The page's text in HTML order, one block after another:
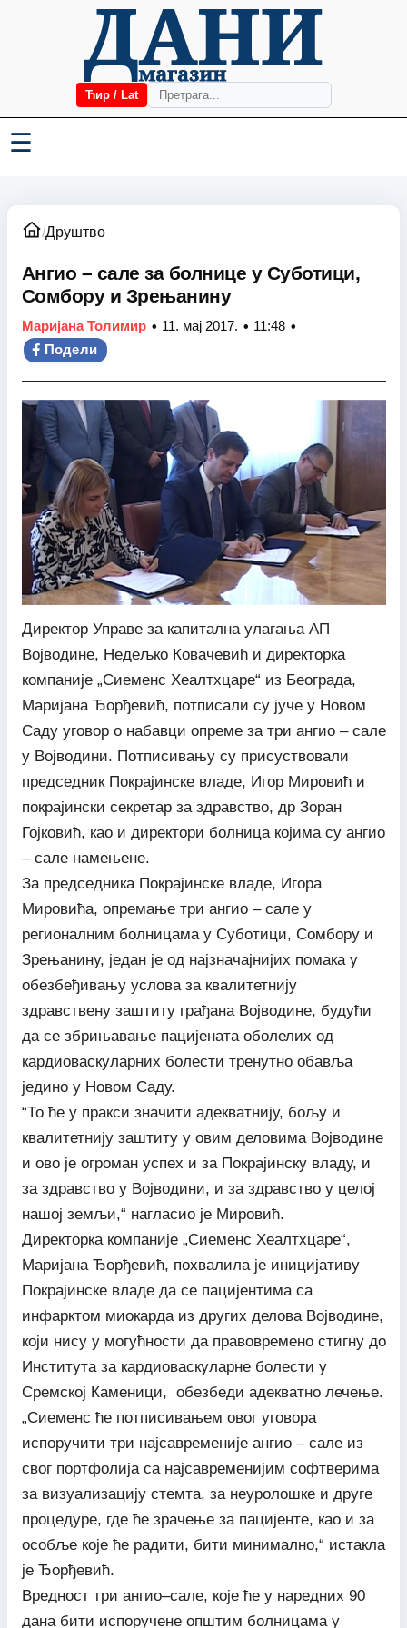
Ћир / Lat
☰
/Друштво
Ангио – сале за болнице у Суботици,
Сомбору и Зрењанину
Маријана Толимир • 11. мај 2017. • 11:48 •
Подели
Директор Управе за капитална улагања АП
Војводине, Недељко Ковачевић и директорка
компаније „Сиеменс Хеалтхцаре“ из Београда,
Маријана Ђорђевић, потписали су јуче у Новом
Саду уговор о набавци опреме за три ангио – сале
у Војводини. Потписивању су присуствовали
председник Покрајинске владе, Игор Мировић и
покрајински секретар за здравство, др Зоран
Гојковић, као и директори болница којима су ангио
– сале намењене.
За председника Покрајинске владе, Игора
Мировића, опремање три ангио – сале у
регионалним болницама у Суботици, Сомбору и
Зрењанину, један је од најзначајнијих помака у
обезбеђивању услова за квалитетнију
здравствену заштиту грађана Војводине, будући
да се збрињавање пацијената оболелих од
кардиоваскуларних болести тренутно обавља
једино у Новом Саду.
“То ће у пракси значити адекватнију, бољу и
квалитетнију заштиту у овим деловима Војводине
и ово је огроман успех и за Покрајинску владу, и
за здравство у Војводини, и за здравство у целој
нашој земљи,“ нагласио је Мировић.
Директорка компаније „Сиеменс Хеалтхцаре“,
Маријана Ђорђевић, похвалила је иницијативу
Покрајинске владе да се пацијентима са
инфарктом миокарда из других делова Војводине,
који нису у могућности да правовремено стигну до
Института за кардиоваскуларне болести у
Сремској Каменици, обезбеди адекватно лечење.
„Сиеменс ће потписивањем овог уговора
испоручити три најсавременије ангио – сале из
свог портфолија са најсавременијим софтверима
за визуализацију стемта, за неуролошке и друге
процедуре, где ће зрачење за пацијенте, као и за
особље које ће радити, бити минимално,“ истакла
је Ђорђевић.
Вредност три ангио–сале, које ће у наредних 90
дана бити испоручене општим болницама у